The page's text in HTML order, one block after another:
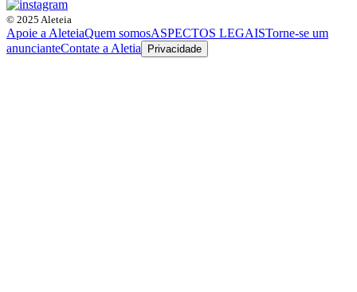
© 2025 Aleteia
Apoie a AleteiaQuem somosASPECTOS LEGAISTorne-se um
anuncianteContate a Aletia Privacidade